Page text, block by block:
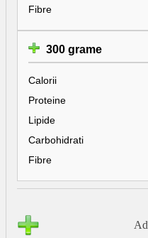
Fibre
300 grame
Calorii
Proteine
Lipide
Carbohidrati
Fibre